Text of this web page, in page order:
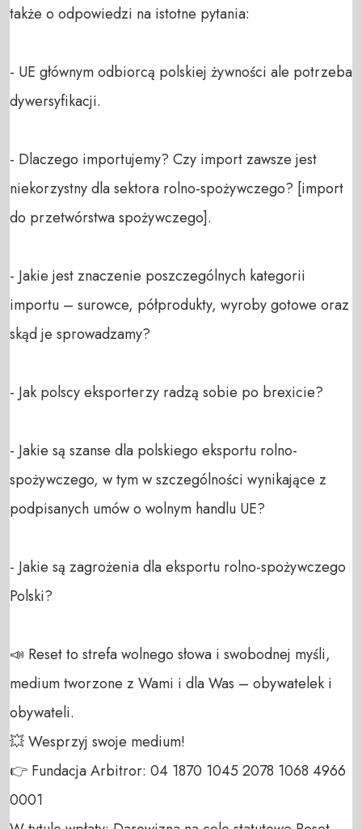
także o odpowiedzi na istotne pytania:
- UE głównym odbiorcą polskiej żywności ale potrzeba
dywersyfikacji.
- Dlaczego importujemy? Czy import zawsze jest
niekorzystny dla sektora rolno-spożywczego? [import
do przetwórstwa spożywczego].
- Jakie jest znaczenie poszczególnych kategorii
importu – surowce, półprodukty, wyroby gotowe oraz
skąd je sprowadzamy?
- Jak polscy eksporterzy radzą sobie po brexicie?
- Jakie są szanse dla polskiego eksportu rolno-
spożywczego, w tym w szczególności wynikające z
podpisanych umów o wolnym handlu UE?
- Jakie są zagrożenia dla eksportu rolno-spożywczego
Polski?
📣 Reset to strefa wolnego słowa i swobodnej myśli,
medium tworzone z Wami i dla Was – obywatelek i
obywateli.
💥 Wesprzyj swoje medium!
👉 Fundacja Arbitror: 04 1870 1045 2078 1068 4966
0001